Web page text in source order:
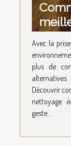
Avec la
plus de
Découvrir
nettoyage
geste...